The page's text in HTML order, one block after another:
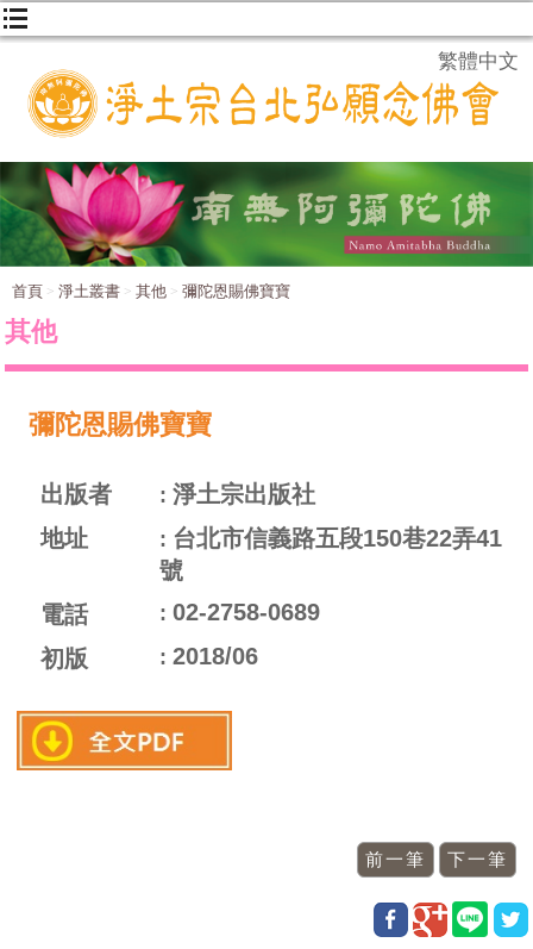
繁體中文
首頁 淨土叢書 其他 彌陀恩賜佛寶寶
其他
彌陀恩賜佛寶寶
出版者
淨土宗出版社
地址
台北市信義路五段150巷22弄41
號
電話
02-2758-0689
初版
2018/06